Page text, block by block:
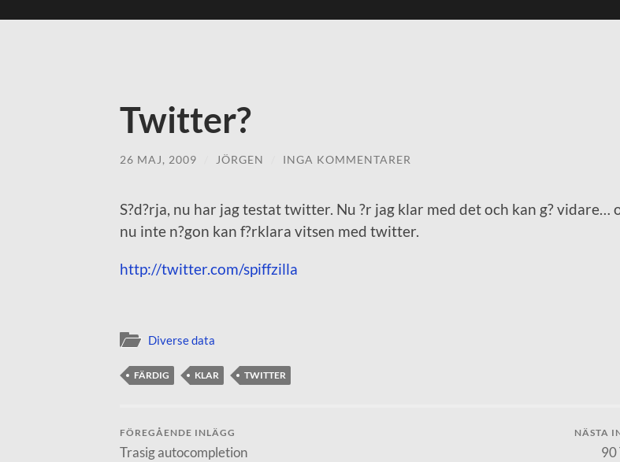
Twitter?
26 MAJ, 2009 JÖRGEN INGA KOMMENTARER
S?d?rja, nu har jag testat twitter. Nu ?r jag klar med det och kan g? vidare…
nu inte n?gon kan f?rklara vitsen med twitter.
http://twitter.com/spiffzilla
Diverse data
FÄRDIG KLAR TWITTER
FÖREGÅENDE INLÄGG
Trasig autocompletion
NÄSTA
90